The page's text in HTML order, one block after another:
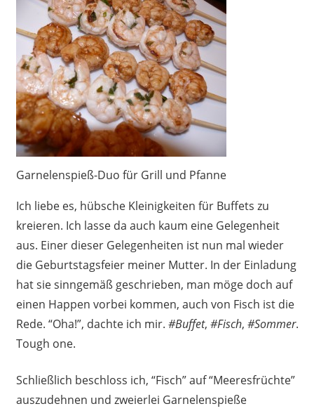
Garnelenspieß-Duo für Grill und Pfanne
Ich liebe es, hübsche Kleinigkeiten für Buffets zu
kreieren. Ich lasse da auch kaum eine Gelegenheit
aus. Einer dieser Gelegenheiten ist nun mal wieder
die Geburtstagsfeier meiner Mutter. In der Einladung
hat sie sinngemäß geschrieben, man möge doch auf
einen Happen vorbei kommen, auch von Fisch ist die
Rede. “Oha!”, dachte ich mir. #Buffet, #Fisch, #Sommer.
Tough one.
Schließlich beschloss ich, “Fisch” auf “Meeresfrüchte”
auszudehnen und zweierlei Garnelenspieße